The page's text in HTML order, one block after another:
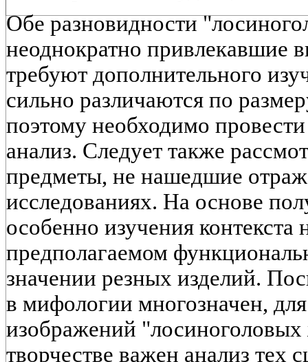
Обе разновидности
неоднократно привлекавшие
требуют дополнительного
сильно различаются по
поэтому необходимо
анализ. Следует также
предметы, не нашедшие
исследованиях. На основе
особенно изучения
предполагаемом
значении резных изделий.
в мифологии многозначен,
изображений "лосиноголовых
творчестве важен анализ тех